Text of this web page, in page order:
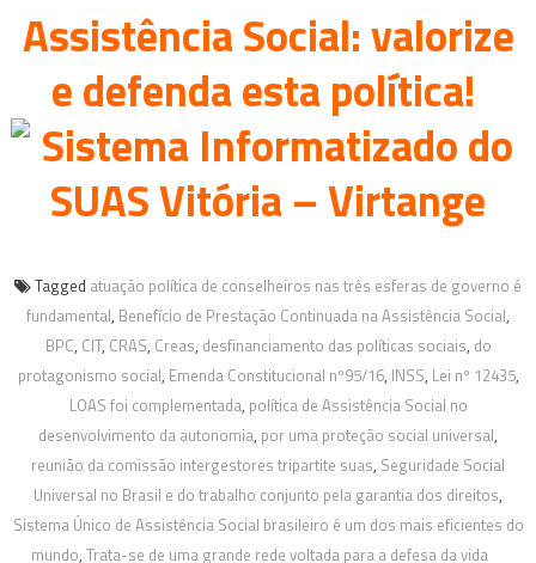
Assistência Social: valorize
e defenda esta política!
Tagged atuação política de conselheiros nas três esferas de governo é
fundamental, Benefício de Prestação Continuada na Assistência Social,
BPC, CIT, CRAS, Creas, desfinanciamento das políticas sociais, do
protagonismo social, Emenda Constitucional nº95/16, INSS, Lei nº 12435,
LOAS foi complementada, política de Assistência Social no
desenvolvimento da autonomia, por uma proteção social universal,
reunião da comissão intergestores tripartite suas, Seguridade Social
Universal no Brasil e do trabalho conjunto pela garantia dos direitos,
Sistema Único de Assistência Social brasileiro é um dos mais eficientes do
mundo, Trata-se de uma grande rede voltada para a defesa da vida